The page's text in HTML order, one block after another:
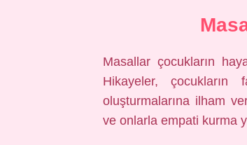
Masallar çocukların
Hikayeler, çocukların
oluşturmalarına ilham
ve onlarla empati kurma